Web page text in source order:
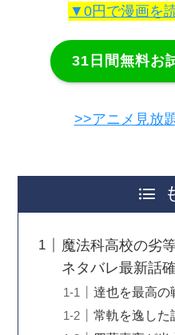
▼0円で漫画を
31日間無料お
>>アニメ見放
魔法科高校の劣
ネタバレ最新話
達也を最高の
常軌を逸した